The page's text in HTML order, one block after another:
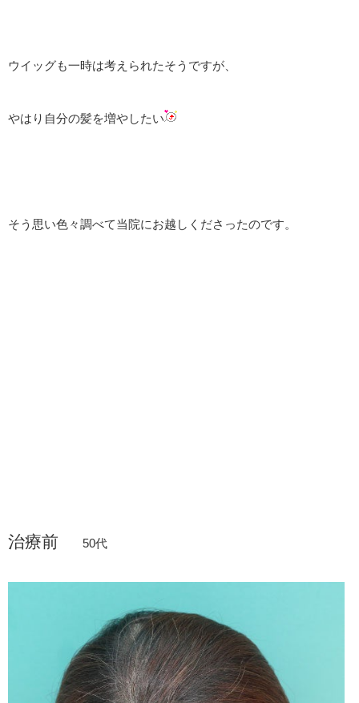
ウイッグも一時は考えられたそうですが、
やはり自分の髪を増やしたい
そう思い色々調べて当院にお越しくださったのです。
治療前 50代